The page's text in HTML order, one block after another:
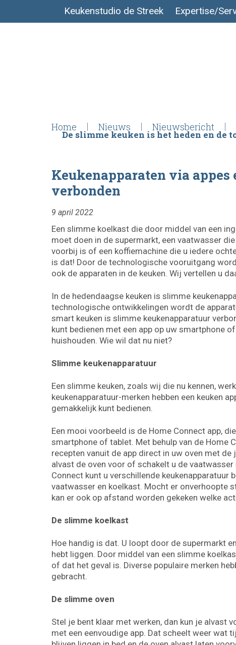
Keukenstudio de Streek Expertise/
Home Nieuws Nieuwsbericht
De slimme keuken is het heden en de
Keukenapparaten via
verbonden
9 april 2022
Een slimme koelkast die door middel van een
moet doen in de supermarkt, een vaatwasser
voorbij is of een koffiemachine die u iedere
is dat! Door de technologische vooruitgang
ook de apparaten in de keuken. Wij vertellen u
In de hedendaagse keuken is slimme
technologische ontwikkelingen wordt de
smart keuken is slimme keukenapparatuur
kunt bedienen met een app op uw smartphone
huishouden. Wie wil dat nu niet?
Slimme keukenapparatuur
Een slimme keuken, zoals wij die nu kennen,
keukenapparatuur-merken hebben een keuken
gemakkelijk kunt bedienen.
Een mooi voorbeeld is de Home Connect app,
smartphone of tablet. Met behulp van de Home
recepten vanuit de app direct in uw oven met
alvast de oven voor of schakelt u de
Connect kunt u verschillende keukenapparatuur
vaatwasser en koelkast. Mocht er onverhoopte
kan er ook op afstand worden gekeken welke
De slimme koelkast
Hoe handig is dat. U loopt door de supermarkt
hebt liggen. Door middel van een slimme
of dat het geval is. Diverse populaire merken
gebracht.
De slimme oven
Stel je bent klaar met werken, dan kun je alvast
met een eenvoudige app. Dat scheelt weer wat